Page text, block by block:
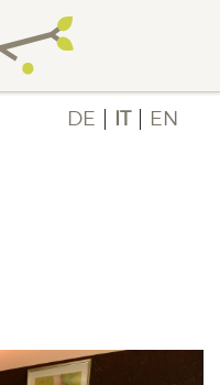
DE IT EN